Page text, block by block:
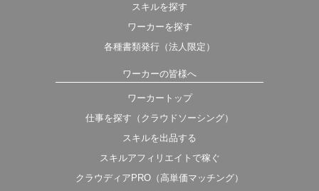
スキルを探す
ワーカーを探す
各種書類発行（法人限定）
ワーカーの皆様へ
ワーカートップ
仕事を探す（クラウドソーシング）
スキルを出品する
スキルアフィリエイトで稼ぐ
クラウディアPRO（高単価マッチング）